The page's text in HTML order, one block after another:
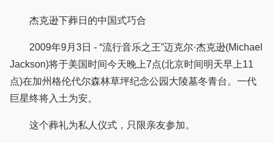
杰克逊下葬日的中国式巧合
2009年9月3日 - “流行音乐之王”迈克尔·杰克逊(Michael
Jackson)将于美国时间今天晚上7点(北京时间明天早上11
点)在加州格伦代尔森林草坪纪念公园大陵墓冬青台。一代
巨星终将入土为安。
这个葬礼为私人仪式，只限亲友参加。